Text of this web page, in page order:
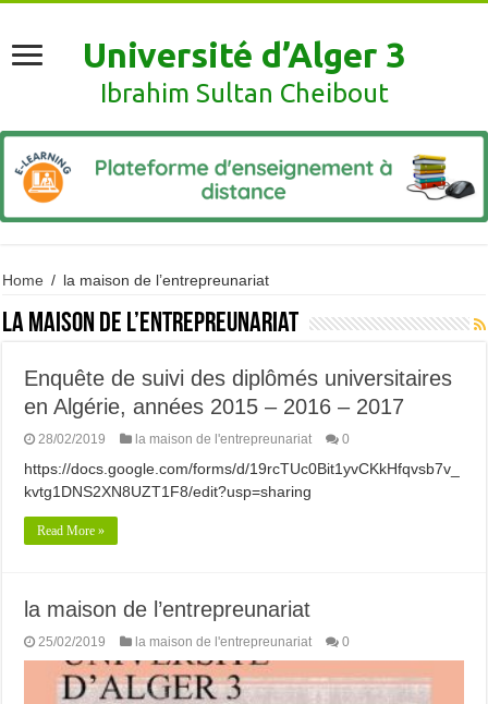
Université d’Alger 3
Ibrahim Sultan Cheibout
Home / la maison de l’entrepreunariat
la maison de l’entrepreunariat
Enquête de suivi des diplômés universitaires
en Algérie, années 2015 – 2016 – 2017
28/02/2019 la maison de l'entrepreunariat 0
https://docs.google.com/forms/d/19rcTUc0Bit1yvCKkHfqvsb7v_
kvtg1DNS2XN8UZT1F8/edit?usp=sharing
Read More »
la maison de l’entrepreunariat
25/02/2019 la maison de l'entrepreunariat 0